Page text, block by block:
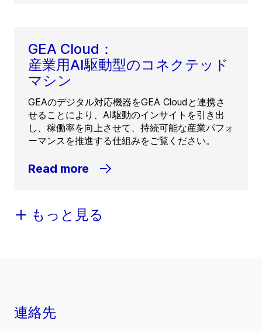
GEA Cloud：
産業用AI駆動型のコネクテッド
マシン
GEAのデジタル対応機器をGEA Cloudと連携さ
せることにより、AI駆動のインサイトを引き出
し、稼働率を向上させて、持続可能な産業パフォ
ーマンスを推進する仕組みをご覧ください。
Read more
もっと見る
連絡先